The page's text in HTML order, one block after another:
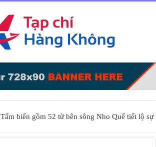
Tấm biển gồm 52 từ bên sông Nho Quế tiết lộ sự